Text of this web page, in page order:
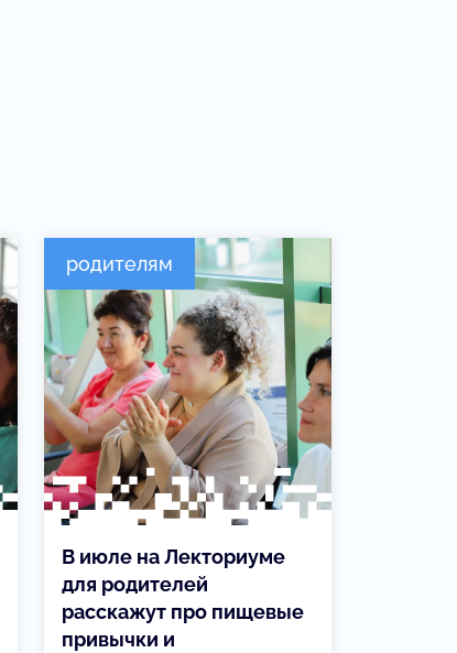
родителям
В июле на Лекториуме
для родителей
расскажут про пищевые
привычки и